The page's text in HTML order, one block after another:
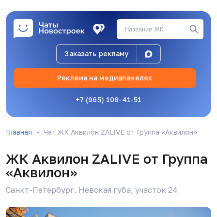
Реклама на медиапанелях
+7 (965) 108-41-51
Заказать рекламу
Главная Чат ЖК Аквилон ZALIVE от Группа «Аквилон»
ЖК Аквилон ZALIVE от Группа
«Аквилон»
Санкт-Петербург, Невская губа, участок 24